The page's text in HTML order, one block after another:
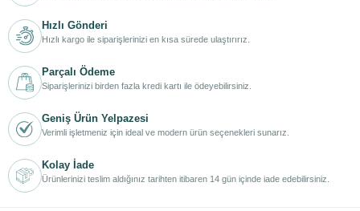
Hızlı Gönderi
Hızlı kargo ile siparişlerinizi en kısa sürede ulaştırırız.
Parçalı Ödeme
Siparişlerinizi birden fazla kredi kartı ile ödeyebilirsiniz.
Geniş Ürün Yelpazesi
Verimli işletmeniz için ideal ve modern ürün seçenekleri sunarız.
Kolay İade
Ürünlerinizi teslim aldığınız tarihten itibaren 14 gün içinde iade edebilirsiniz.